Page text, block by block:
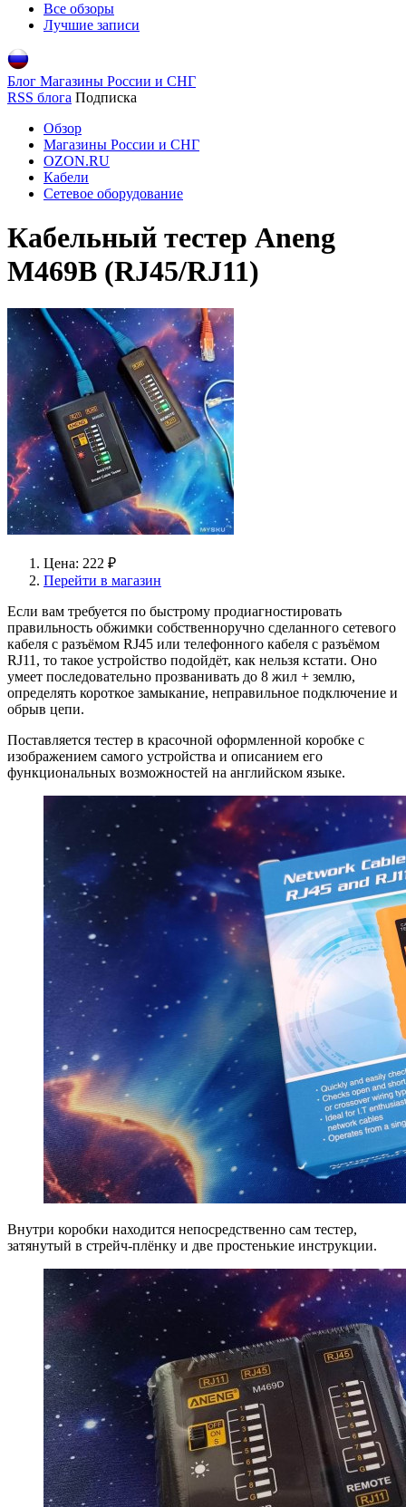
Все обзоры
Лучшие записи
Блог Магазины России и СНГ
RSS блога Подписка
Обзор
Магазины России и СНГ
OZON.RU
Кабели
Сетевое оборудование
Кабельный тестер Aneng
M469В (RJ45/RJ11)
Цена: 222 ₽
Перейти в магазин
Если вам требуется по быстрому продиагностировать
правильность обжимки собственноручно сделанного сетевого
кабеля с разъёмом RJ45 или телефонного кабеля с разъёмом
RJ11, то такое устройство подойдёт, как нельзя кстати. Оно
умеет последовательно прозванивать до 8 жил + землю,
определять короткое замыкание, неправильное подключение и
обрыв цепи.
Поставляется тестер в красочной оформленной коробке с
изображением самого устройства и описанием его
функциональных возможностей на английском языке.
Внутри коробки находится непосредственно сам тестер,
затянутый в стрейч-плёнку и две простенькие инструкции.